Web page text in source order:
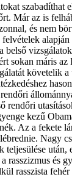
szabadíthat
Már az is
és nem
felvételek
belső
sokan máris
követelik
rendőri
kezű
Az a fekete
Nagy
teljesülése után,
rasszizmus és
rasszista